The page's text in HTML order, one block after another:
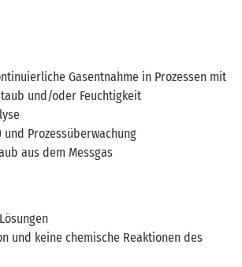
Gasentnahme in Prozessen mit
und/oder Feuchtigkeit
und Prozessüberwachung
aus dem Messgas
und keine chemische Reaktionen des